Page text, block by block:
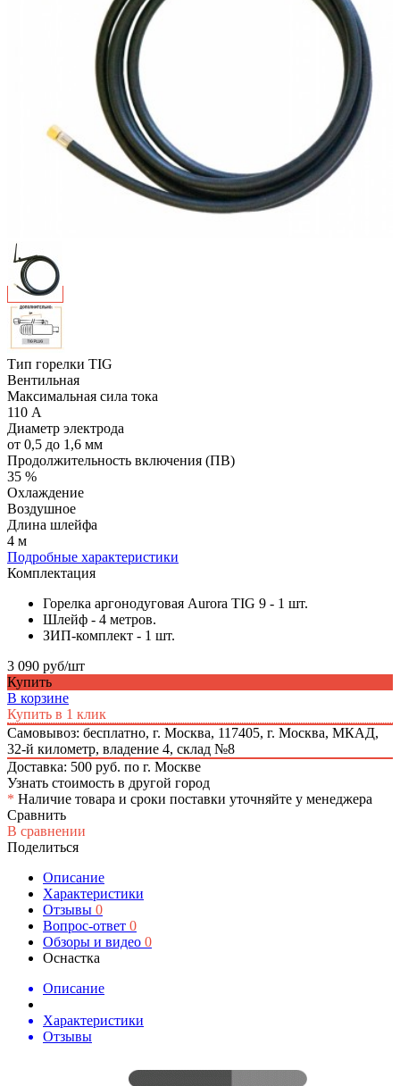
Тип горелки TIG
Вентильная
Максимальная сила тока
110 А
Диаметр электрода
от 0,5 до 1,6 мм
Продолжительность включения (ПВ)
35 %
Охлаждение
Воздушное
Длина шлейфа
4 м
Подробные характеристики
Комплектация
Горелка аргонодуговая Aurora TIG 9 - 1 шт.
Шлейф - 4 метров.
ЗИП-комплект - 1 шт.
3 090 руб/шт
Купить
В корзине
Купить в 1 клик
Самовывоз: бесплатно, г. Москва, 117405, г. Москва, МКАД,
32-й километр, владение 4, склад №8
Доставка: 500 руб. по г. Москве
Узнать стоимость в другой город
* Наличие товара и сроки поставки уточняйте у менеджера
Сравнить
В сравнении
Поделиться
Описание
Характеристики
Отзывы 0
Вопрос-ответ 0
Обзоры и видео 0
Оснастка
Описание
Характеристики
Отзывы